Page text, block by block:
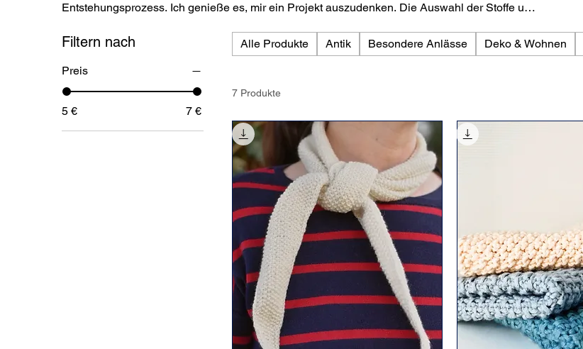
Entstehungsprozess. Ich genieße es, mir ein Projekt auszudenken. Die Auswahl der Stoffe und
Möglichkeit vom Alltag eine Auszeit zu nehmen. Zur Herstellung der Produkte verwende ich
hochwertige und natürliche Stoffe, wie Merinowolle oder Baumwolle
Filtern nach
Preis
5 € 7 €
Alle Produkte Antik Besondere Anlässe Deko & Wohnen
7 Produkte